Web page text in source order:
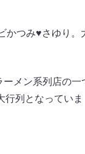
かつみ♥さゆり。
メン系列店の一
行列となっていま